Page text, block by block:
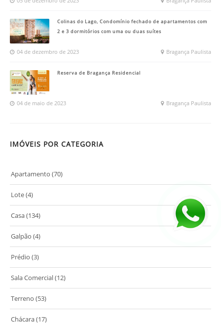
Colinas do Lago, Condomínio fechado de apartamentos com
2 e 3 dormitórios com uma ou duas suítes
04 de dezembro de 2023 Bragança Paulista
Reserva de Bragança Residencial
04 de maio de 2023 Bragança Paulista
IMÓVEIS POR CATEGORIA
Apartamento (70)
Lote(4)
Casa(134)
Galpão (4)
Prédio (3)
Sala Comercial(12)
Terreno (53)
Chácara(17)